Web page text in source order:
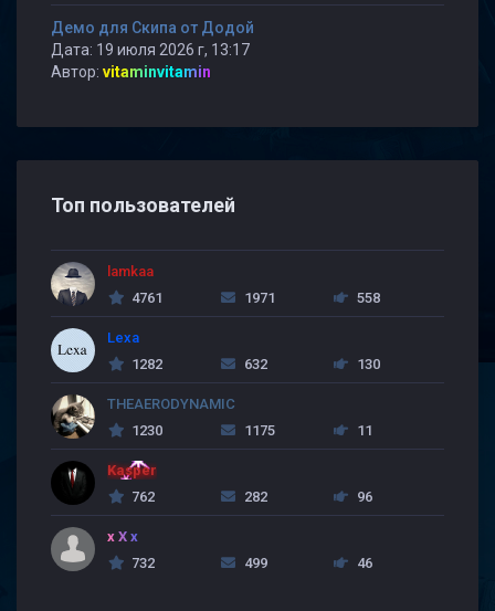
Демо для Скипа от Додой
Дата: 19 июля 2026 г, 13:17
Автор: vitaminvitamin
Топ пользователей
lamkaa
4761
1971 558
Lexa
1282
632 130
THEAERODYNAMIC
1230
1175 11
Kasper
762
282 96
x X x
732
499 46